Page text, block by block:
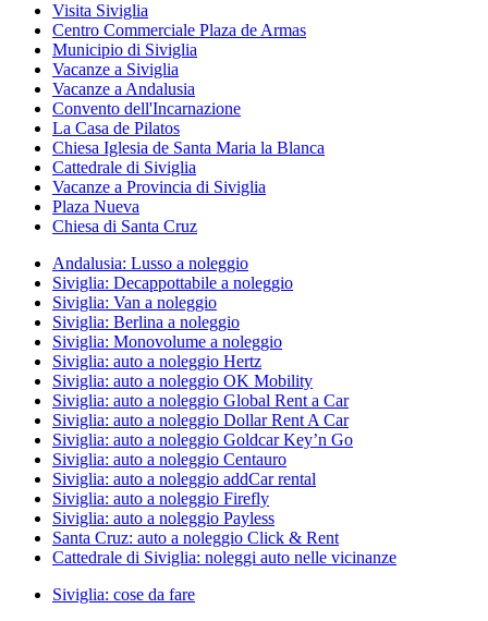
Visita Siviglia
Centro Commerciale Plaza de Armas
Municipio di Siviglia
Vacanze a Siviglia
Vacanze a Andalusia
Convento dell'Incarnazione
La Casa de Pilatos
Chiesa Iglesia de Santa Maria la Blanca
Cattedrale di Siviglia
Vacanze a Provincia di Siviglia
Plaza Nueva
Chiesa di Santa Cruz
Andalusia: Lusso a noleggio
Siviglia: Decappottabile a noleggio
Siviglia: Van a noleggio
Siviglia: Berlina a noleggio
Siviglia: Monovolume a noleggio
Siviglia: auto a noleggio Hertz
Siviglia: auto a noleggio OK Mobility
Siviglia: auto a noleggio Global Rent a Car
Siviglia: auto a noleggio Dollar Rent A Car
Siviglia: auto a noleggio Goldcar Key’n Go
Siviglia: auto a noleggio Centauro
Siviglia: auto a noleggio addCar rental
Siviglia: auto a noleggio Firefly
Siviglia: auto a noleggio Payless
Santa Cruz: auto a noleggio Click & Rent
Cattedrale di Siviglia: noleggi auto nelle vicinanze
Siviglia: cose da fare